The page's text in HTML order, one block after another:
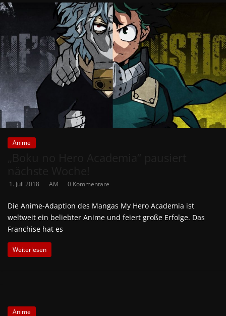
Anime
1. Juli 2018 AM 0 Kommentare
Die Anime-Adaption des Mangas My Hero Academia ist
weltweit ein beliebter Anime und feiert große Erfolge. Das
Franchise hat es
Weiterlesen
Anime